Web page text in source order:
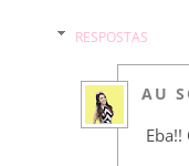
RESPOSTAS
AU